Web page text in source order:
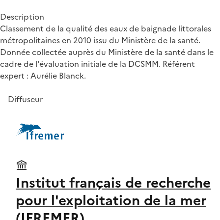
Description
Classement de la qualité des eaux de baignade littorales
métropolitaines en 2010 issu du Ministère de la santé.
Donnée collectée auprès du Ministère de la santé dans le
cadre de l'évaluation initiale de la DCSMM. Référent
expert : Aurélie Blanck.
Diffuseur
Institut français de recherche
pour l'exploitation de la mer